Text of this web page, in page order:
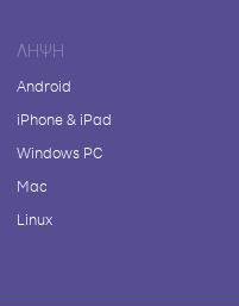
ΛΉΨΗ
Android
iPhone & iPad
Windows PC
Mac
Linux